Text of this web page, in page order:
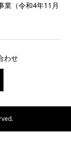
業（令和4年11月
わせ